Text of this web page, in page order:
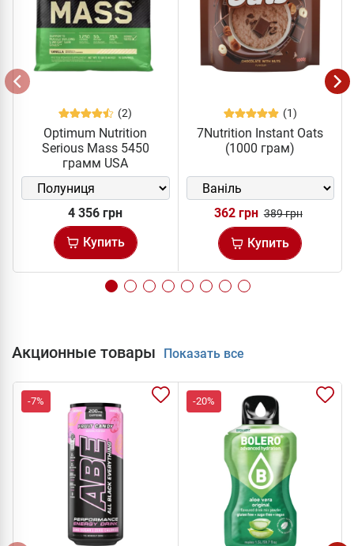
(2)
Optimum Nutrition
Serious Mass 5450
грамм USA
4 356 грн
Купить
(1)
7Nutrition Instant Oats
(1000 грам)
362 грн 389 грн
Купить
Акционные товары Показать все
-7% -20%